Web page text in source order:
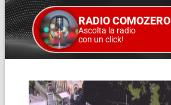
RADIO COMOZERO
Ascolta la radio
con un click!